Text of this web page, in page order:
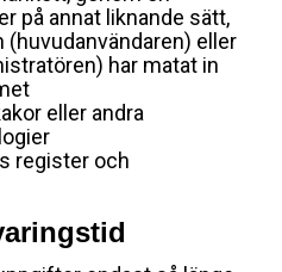
på annat liknande sätt,
eller
har matat in
eller andra
register och